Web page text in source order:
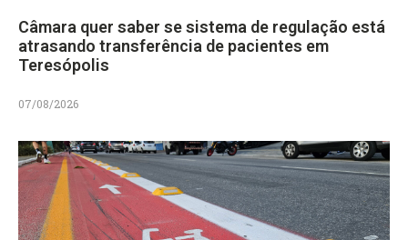
Câmara quer saber se sistema de regulação está
atrasando transferência de pacientes em
Teresópolis
07/08/2026